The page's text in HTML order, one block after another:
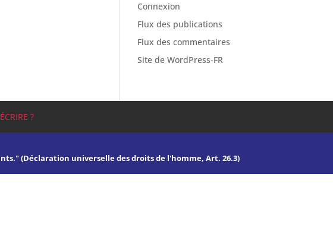
Connexion
Flux des publications
Flux des commentaires
Site de WordPress-FR
?
(Déclaration universelle des droits de l'homme, Art. 26.3)